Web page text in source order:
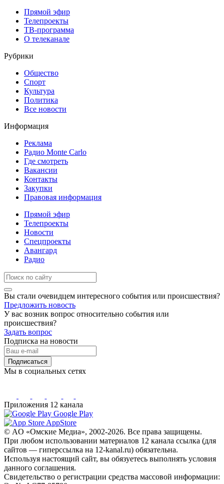
Прямой эфир
Телепроекты
ТВ-программа
О телеканале
Рубрики
Общество
Спорт
Культура
Политика
Все новости
Информация
Реклама
Радио Monte Carlo
Где смотреть
Вакансии
Контакты
Закупки
Правовая информация
Прямой эфир
Телепроекты
Новости
Спецпроекты
Авангард
Радио
Вы стали очевидцем интересного события или происшествия?
Предложить новость
У вас возник вопрос относительно события или
происшествия?
Задать вопрос
Подписка на новости
Подписаться
Мы в социальных сетях
Приложения 12 канала
Google Play
AppStore
© AO «Омские Медиа», 2002-2026. Все права защищены.
При любом использовании материалов 12 канала ссылка (для
сайтов — гиперссылка на 12-kanal.ru) обязательна.
Используя настоящий сайт, вы обязуетесь выполнять условия
данного соглашения.
Свидетельство о регистрации средства массовой информации: